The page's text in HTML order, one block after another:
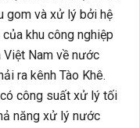
gom và xử lý bởi hệ
khu công nghiệp
Nam về nước
ra kênh Tào Khê.
công suất xử lý tối
năng xử lý nước